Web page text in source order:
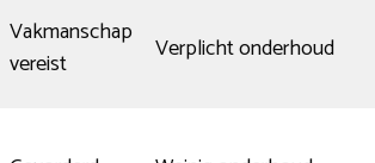
Vakmanschap
vereist
Verplicht onderhoud